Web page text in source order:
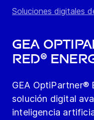
Soluciones digitales
GEA
Red®
GEA OptiPartner®
solución digital
inteligencia